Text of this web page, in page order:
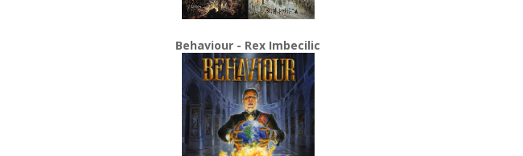
Behaviour - Rex Imbecilic